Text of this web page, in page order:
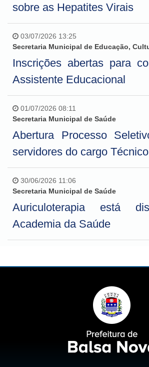
sobre as Hepatites Virais
03/07/2026 13:25
Secretaria Municipal de Educação,
Inscrições abertas para
Assistente Educacional
01/07/2026 08:11
Secretaria Municipal de Saúde
Abertura Processo
servidores do cargo
30/06/2026 11:06
Secretaria Municipal de Saúde
Auriculoterapia está
Academia da Saúde